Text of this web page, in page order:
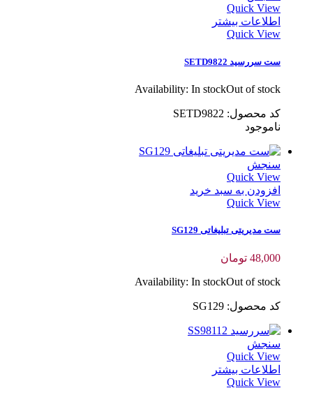
Quick View
اطلاعات بیشتر
Quick View
ست سررسید SETD9822
Availability: In stockOut of stock
کد محصول: SETD9822
ناموجود
سنجش
Quick View
افزودن به سبد خرید
Quick View
ست مدیریتی تبلیغاتی SG129
48,000 تومان
Availability: In stockOut of stock
کد محصول: SG129
سنجش
Quick View
اطلاعات بیشتر
Quick View